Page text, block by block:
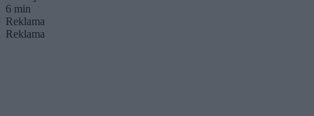
6 min
Reklama
Reklama